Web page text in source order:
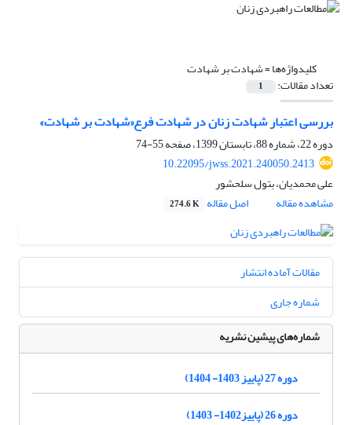
کلیدواژه‌ها =شهادت بر شهادت
تعداد مقالات: 1
بررسی اعتبار شهادت زنان در شهادت فرع«شهادت بر شهادت»
دوره 22، شماره 88، تابستان 1399، صفحه
55-74
10.22095/jwss.2021.240050.2413
علی محمدیان، بتول سلحشور
مشاهده مقاله
اصل مقاله 274.6 K
مقالات آماده انتشار
شماره جاری
شماره‌های پیشین نشریه
دوره 27 (پاییز 1403- 1404)
دوره 26 (پاییز1402- 1403)